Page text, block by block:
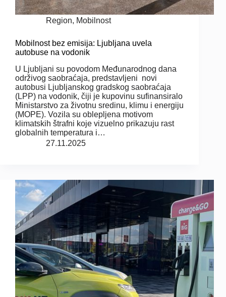
Region, Mobilnost
Mobilnost bez emisija: Ljubljana uvela
autobuse na vodonik
U Ljubljani su povodom Međunarodnog dana
održivog saobraćaja, predstavljeni novi
autobusi Ljubljanskog gradskog saobraćaja
(LPP) na vodonik, čiji je kupovinu sufinansiralo
Ministarstvo za životnu sredinu, klimu i energiju
(MOPE). Vozila su oblepljena motivom
klimatskih štrafni koje vizuelno prikazuju rast
globalnih temperatura i…
27.11.2025